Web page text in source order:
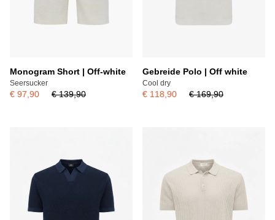
Monogram Short | Off-white
Seersucker
€ 97,90 € 139,90
Gebreide Polo | Off white
Cool dry
€ 118,90 € 169,90